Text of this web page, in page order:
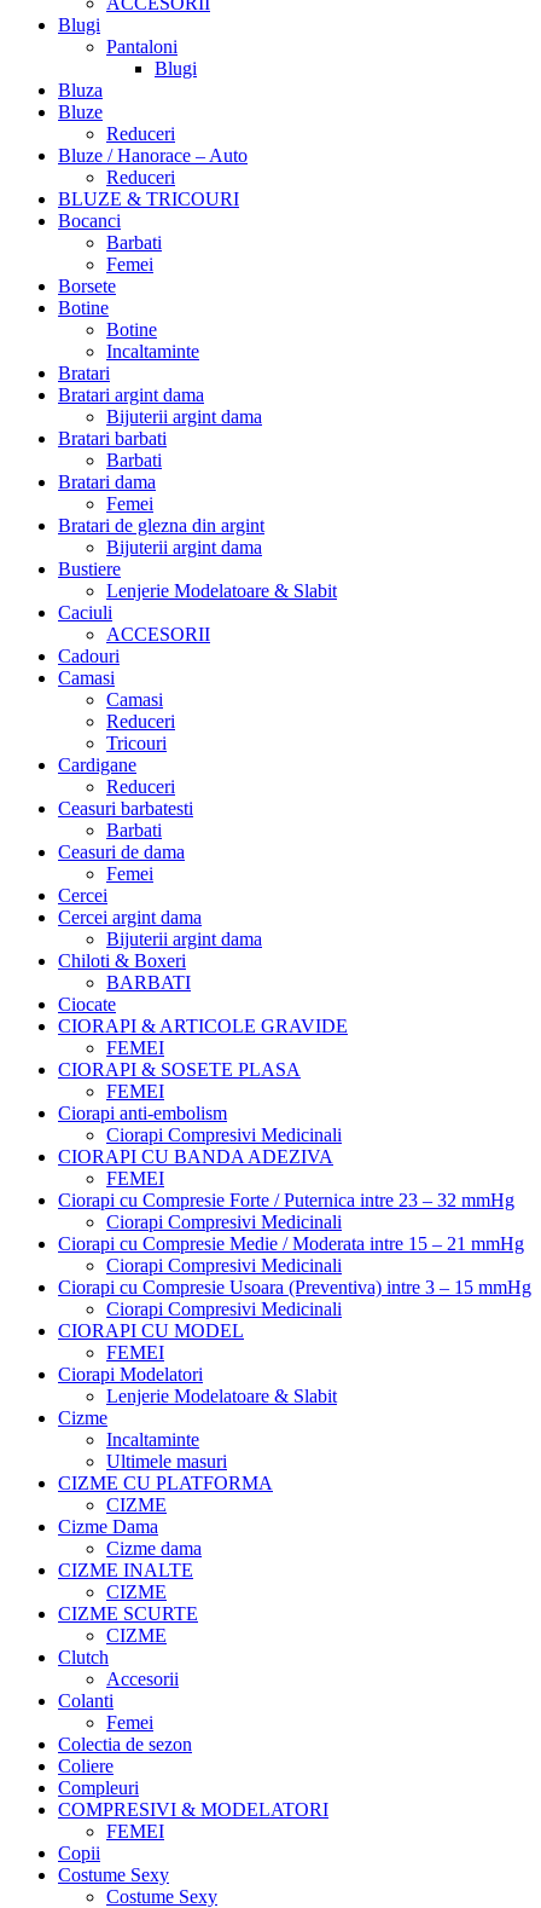
Blugi
Pantaloni
Blugi
Bluza
Bluze
Reduceri
Bluze / Hanorace – Auto
Reduceri
BLUZE & TRICOURI
Bocanci
Barbati
Femei
Borsete
Botine
Botine
Incaltaminte
Bratari
Bratari argint dama
Bijuterii argint dama
Bratari barbati
Barbati
Bratari dama
Femei
Bratari de glezna din argint
Bijuterii argint dama
Bustiere
Lenjerie Modelatoare & Slabit
Caciuli
ACCESORII
Cadouri
Camasi
Camasi
Reduceri
Tricouri
Cardigane
Reduceri
Ceasuri barbatesti
Barbati
Ceasuri de dama
Femei
Cercei
Cercei argint dama
Bijuterii argint dama
Chiloti & Boxeri
BARBATI
Ciocate
CIORAPI & ARTICOLE GRAVIDE
FEMEI
CIORAPI & SOSETE PLASA
FEMEI
Ciorapi anti-embolism
Ciorapi Compresivi Medicinali
CIORAPI CU BANDA ADEZIVA
FEMEI
Ciorapi cu Compresie Forte / Puternica intre 23 – 32 mmHg
Ciorapi Compresivi Medicinali
Ciorapi cu Compresie Medie / Moderata intre 15 – 21 mmHg
Ciorapi Compresivi Medicinali
Ciorapi cu Compresie Usoara (Preventiva) intre 3 – 15 mmHg
Ciorapi Compresivi Medicinali
CIORAPI CU MODEL
FEMEI
Ciorapi Modelatori
Lenjerie Modelatoare & Slabit
Cizme
Incaltaminte
Ultimele masuri
CIZME CU PLATFORMA
CIZME
Cizme Dama
Cizme dama
CIZME INALTE
CIZME
CIZME SCURTE
CIZME
Clutch
Accesorii
Colanti
Femei
Colectia de sezon
Coliere
Compleuri
COMPRESIVI & MODELATORI
FEMEI
Copii
Costume Sexy
Costume Sexy